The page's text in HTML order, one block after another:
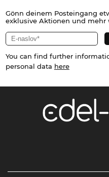
Gönn deinem Posteingang
exklusive Aktionen und mehr
You can find further
personal data here